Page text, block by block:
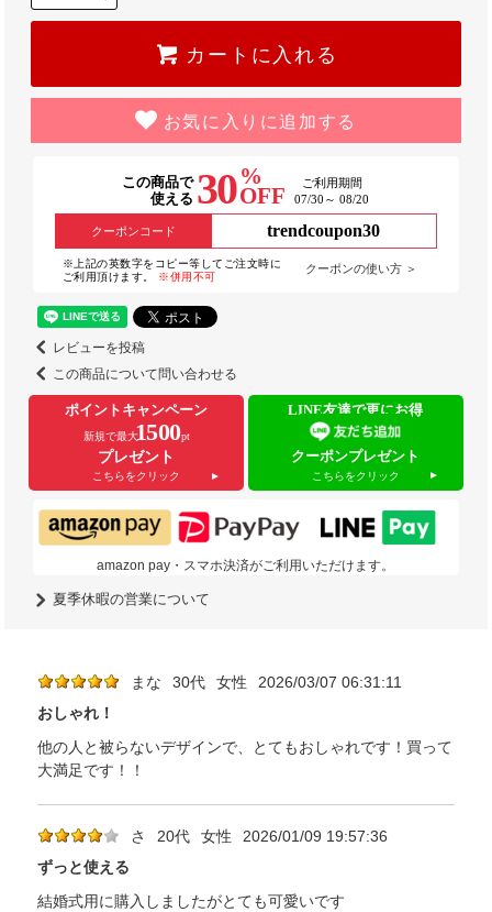
カートに入れる
お気に入りに追加する
この商品で
使える 30%
OFF
ご利用期間
07/30～ 08/20
クーポンコード trendcoupon30
※上記の英数字をコピー等してご注文時に
ご利用頂けます。 ※併用不可
クーポンの使い方 ＞
レビューを投稿
この商品について問い合わせる
ポイントキャンペーン
新規で最大1500pt
プレゼント
こちらをクリック
LINE友達で更にお得
クーポンプレゼント
こちらをクリック
amazon pay・スマホ決済がご利用いただけます。
夏季休暇の営業について
まな 30代 女性
2026/03/07 06:31:11
おしゃれ！
他の人と被らないデザインで、とてもおしゃれです！買って
大満足です！！
さ 20代 女性
2026/01/09 19:57:36
ずっと使える
結婚式用に購入しましたがとても可愛いです